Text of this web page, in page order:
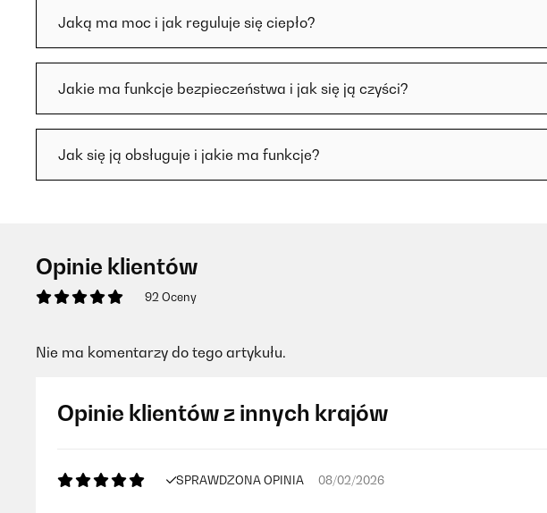
Jaką ma moc i jak reguluje się ciepło?
Jakie ma funkcje bezpieczeństwa i jak się ją czyści?
Jak się ją obsługuje i jakie ma funkcje?
Opinie klientów
92 Oceny
Nie ma komentarzy do tego artykułu.
Opinie klientów z innych krajów
SPRAWDZONA OPINIA 08/02/2026